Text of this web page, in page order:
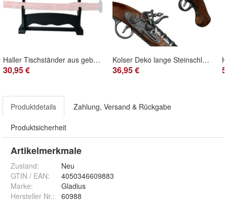
Haller Tischständer aus gebeizten Holz für drei Samuraischwerter, Deko, Asien
30,95 €
Kolser Deko lange Steinschloss Pistole Mittelalter, Holzoptik braun, Historie
36,95 €
Produktdetails Zahlung, Versand & Rückgabe
Produktsicherheit
Artikelmerkmale
Zustand:
Neu
GTIN / EAN:
4050346609883
Marke:
Gladius
Hersteller Nr.:
60988